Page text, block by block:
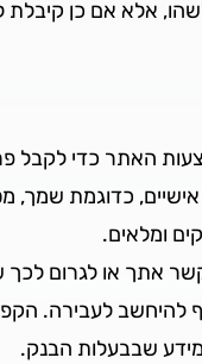
אלא אם כן
האתר כדי לקבל
כדוגמת שמך,
ומלאים.
אתך או לגרום לכך
להיחשב לעבירה.
שבבעלות הבנק.